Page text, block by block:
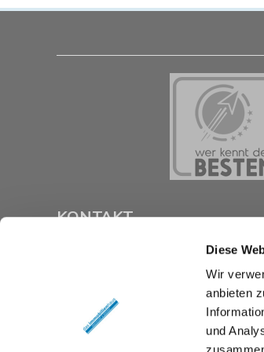
Diese
Wir
anbieten
und
KONTAKT
38100 Braunschweig